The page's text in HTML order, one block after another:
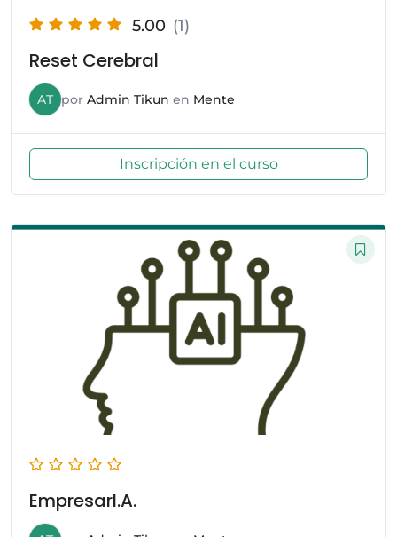
5.00 (1)
Reset Cerebral
AT por Admin Tikun en Mente
Inscripción en el curso
EmpresarI.A.